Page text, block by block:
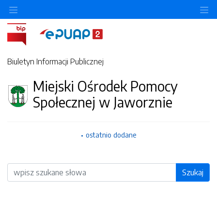
Biuletyn Informacji Publicznej
Miejski Ośrodek Pomocy
Społecznej w Jaworznie
ostatnio dodane
Wyszukiwarka Szukaj